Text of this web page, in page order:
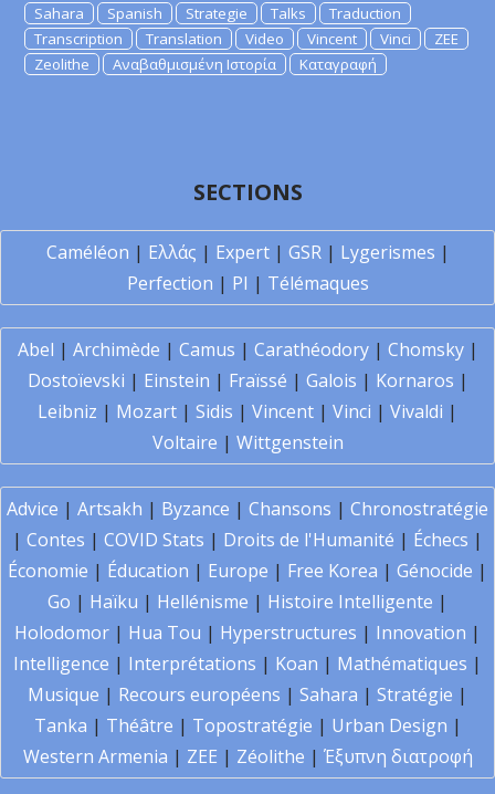
Sahara
Spanish Strategie Talks
Traduction
Transcription
Translation Video Vincent Vinci
ZEE
Zeolithe
Αναβαθμισμένη Ιστορία Καταγραφή
SECTIONS
Caméléon | Ελλάς | Expert| GSR| Lygerismes |
Perfection | PI | Télémaques
Abel | Archimède | Camus | Carathéodory| Chomsky|
Dostoïevski | Einstein | Fraïssé | Galois | Kornaros |
Leibniz | Mozart | Sidis | Vincent | Vinci | Vivaldi |
Voltaire | Wittgenstein
Advice | Artsakh | Byzance | Chansons | Chronostratégie
| Contes | COVID Stats | Droits de l'Humanité | Échecs |
Économie | Éducation | Europe | Free Korea | Génocide |
Go | Haïku | Hellénisme | Histoire Intelligente |
Holodomor | Hua Tou | Hyperstructures | Innovation |
Intelligence | Interprétations | Koan | Mathématiques |
Musique | Recours européens | Sahara | Stratégie |
Tanka | Théâtre | Topostratégie | Urban Design |
Western Armenia | ZEE | Zéolithe | Έξυπνη διατροφή